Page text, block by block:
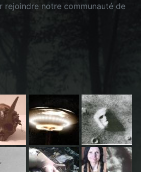
rejoindre notre communauté de